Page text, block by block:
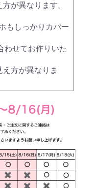
が異なります。
もしっかりカバー
わせてお作りいた
方が異なりま